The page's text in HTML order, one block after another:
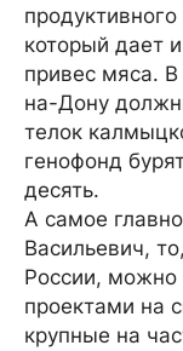
продуктивного
который дает
привес мяса.
на-Дону
телок
генофонд
десять.
А самое
Васильевич,
России, можно
проектами на
крупные на